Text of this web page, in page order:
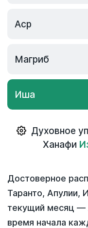
Аср
Магриб
Иша
Духовное
Ханафи
Достоверное
Таранто, Апулии,
текущий месяц —
время начала